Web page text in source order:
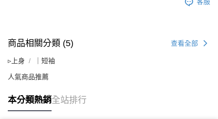
商品相關分類 (5) 查看全部
▹上身 ｜短袖
人氣商品推薦
本分類熱銷全站排行